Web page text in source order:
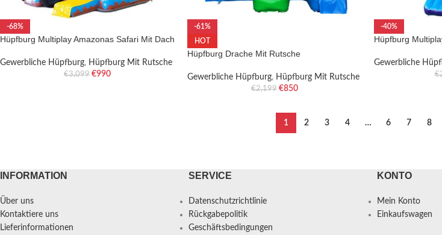
-68%
Hüpfburg Multiplay Amazonas Safari Mit Dach
Gewerbliche Hüpfburg, Hüpfburg Mit Rutsche
€3,099 €990
-61%
HOT
Hüpfburg Drache Mit Rutsche
Gewerbliche Hüpfburg, Hüpfburg Mit Rutsche
€2,199 €850
-40%
Hüpfburg
Gewerbliche
€
1 2 3 4 … 6 7 8
INFORMATION
Über uns
Kontaktiere uns
Lieferinformationen
SERVICE
Datenschutzrichtlinie
Rückgabepolitik
Geschäftsbedingungen
KONTO
Mein Konto
Einkaufswagen